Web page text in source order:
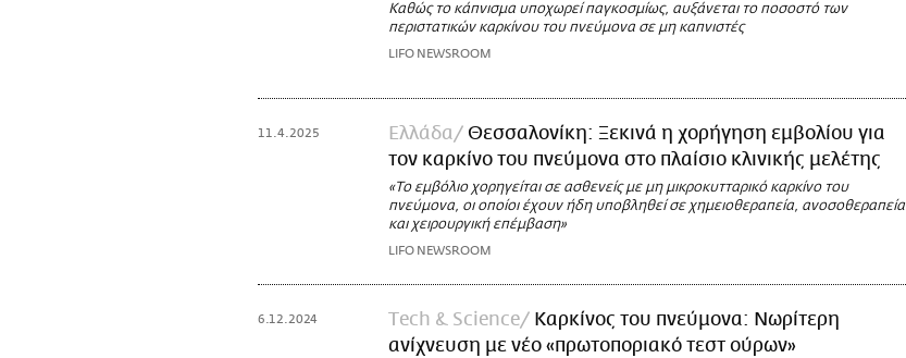
Καθώς το κάπνισμα υποχωρεί παγκοσμίως, αυξάνεται το ποσοστό των
περιστατικών καρκίνου του πνεύμονα σε μη καπνιστές
LIFO NEWSROOM
11.4.2025 Ελλάδα
Θεσσαλονίκη: Ξεκινά η χορήγηση εμβολίου για
τον καρκίνο του πνεύμονα στο πλαίσιο κλινικής μελέτης
«Το εμβόλιο χορηγείται σε ασθενείς με μη μικροκυτταρικό καρκίνο του
πνεύμονα, οι οποίοι έχουν ήδη υποβληθεί σε χημειοθεραπεία, ανοσοθεραπεία
και χειρουργική επέμβαση»
LIFO NEWSROOM
6.12.2024 Τech & Science
Καρκίνος του πνεύμονα: Νωρίτερη
ανίχνευση με νέο «πρωτοποριακό τεστ ούρων»